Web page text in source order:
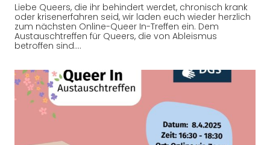
Liebe Queers, die ihr behindert werdet, chronisch krank
oder krisenerfahren seid, wir laden euch wieder herzlich
zum nächsten Online-Queer In-Treffen ein. Dem
Austauschtreffen für Queers, die von Ableismus
betroffen sind.…